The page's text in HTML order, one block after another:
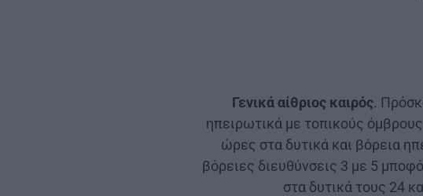
Γενικά αίθριος καιρός.
ηπειρωτικά με τοπικούς
ώρες στα δυτικά και βόρεια
βόρειες διευθύνσεις 3 με 5
στα δυτικά τους 24